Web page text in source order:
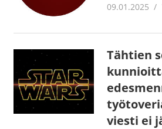
09.01.2025
Tähtien
viesti ei